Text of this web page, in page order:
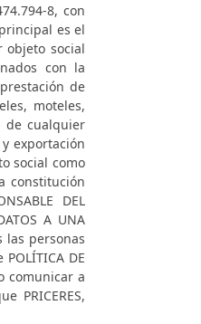
8, con
es el
objeto social
con la
de
moteles,
de cualquier
exportación
social como
constitución
DEL
A UNA
las personas
DE
comunicar a
PRICERES,